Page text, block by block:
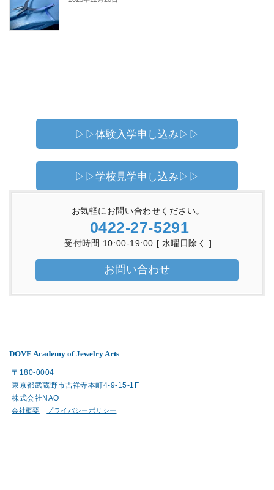
▷▷体験入学申し込み▷▷
▷▷学校見学申し込み▷▷
お気軽にお問い合わせください。
0422-27-5291
受付時間 10:00-19:00 [ 水曜日除く ]
お問い合わせ
DOVE Academy of Jewelry Arts
〒180-0004
東京都武蔵野市吉祥寺本町4-9-15-1F
株式会社NAO
会社概要 プライバシーポリシー